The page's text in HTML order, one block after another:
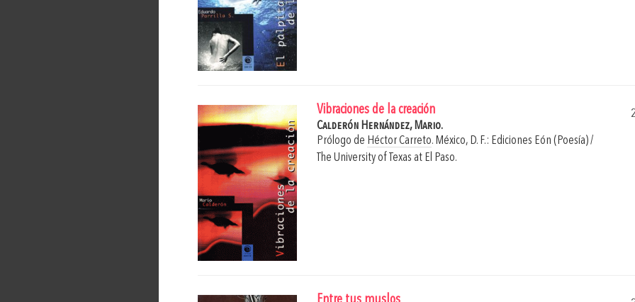
Vibraciones de la creación
Calderón Hernández, Mario.
Prólogo de Héctor Carreto. México, D. F.: Ediciones Eón (Poesía) /
The University of Texas at El Paso.